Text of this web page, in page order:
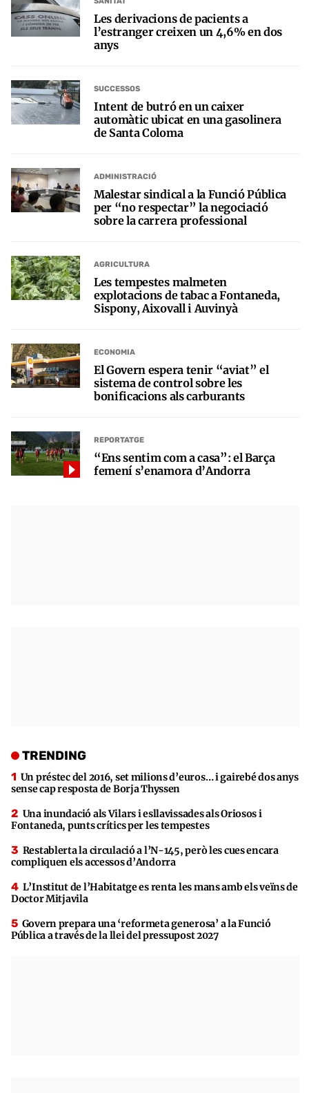
Les derivacions de pacients a
l’estranger creixen un 4,6% en dos
anys
SUCCESSOS
Intent de butró en un caixer
automàtic ubicat en una gasolinera
de Santa Coloma
ADMINISTRACIÓ
Malestar sindical a la Funció Pública
per “no respectar” la negociació
sobre la carrera professional
AGRICULTURA
Les tempestes malmeten
explotacions de tabac a Fontaneda,
Sispony, Aixovall i Auvinyà
ECONOMIA
El Govern espera tenir “aviat” el
sistema de control sobre les
bonificacions als carburants
REPORTATGE
“Ens sentim com a casa”: el Barça
femení s’enamora d’Andorra
TRENDING
Un préstec del 2016, set milions d’euros… i gairebé dos anys
sense cap resposta de Borja Thyssen
Una inundació als Vilars i esllavissades als Oriosos i
Fontaneda, punts crítics per les tempestes
Restablerta la circulació a l’N-145, però les cues encara
compliquen els accessos d’Andorra
L’Institut de l’Habitatge es renta les mans amb els veïns de
Doctor Mitjavila
Govern prepara una ‘reformeta generosa’ a la Funció
Pública a través de la llei del pressupost 2027